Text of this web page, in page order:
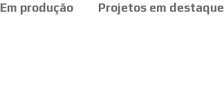
Em produção Projetos em destaque